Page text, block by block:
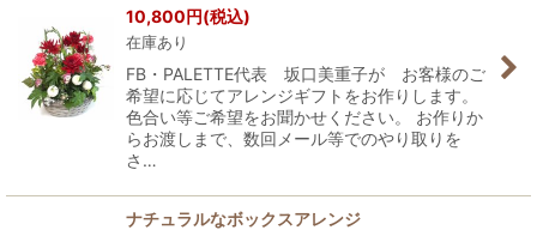
10,800円(税込)
在庫あり
FB・PALETTE代表 坂口美重子が お客様のご
希望に応じてアレンジギフトをお作りします。
色合い等ご希望をお聞かせください。 お作りか
らお渡しまで、数回メール等でのやり取りを
さ…
ナチュラルなボックスアレンジ